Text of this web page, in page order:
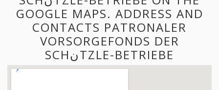
GOOGLE MAPS. ADDRESS AND
CONTACTS PATRONALER
VORSORGEFONDS DER
SCHنTZLE-BETRIEBE